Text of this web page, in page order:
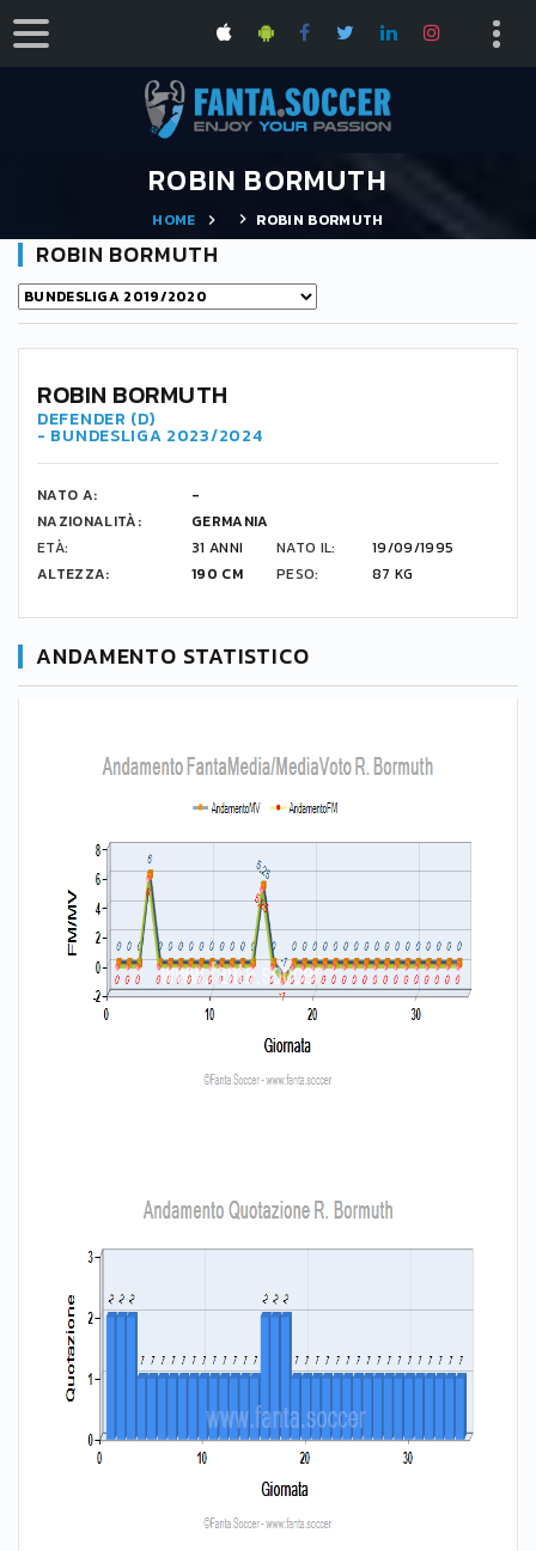
ROBIN BORMUTH
HOME ROBIN BORMUTH
ROBIN BORMUTH
ROBIN BORMUTH
DEFENDER (D)
- BUNDESLIGA 2023/2024
NATO A:
-
NAZIONALITÀ:
GERMANIA
ETÀ:
31 ANNI NATO IL:
19/09/1995
ALTEZZA:
190 CM PESO: 87 KG
ANDAMENTO STATISTICO